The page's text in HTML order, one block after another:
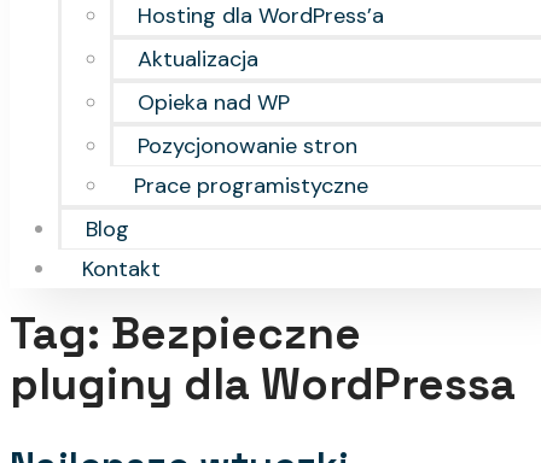
Hosting dla WordPress’a
Aktualizacja
Opieka nad WP
Pozycjonowanie stron
Prace programistyczne
Blog
Kontakt
Tag: Bezpieczne
pluginy dla WordPressa